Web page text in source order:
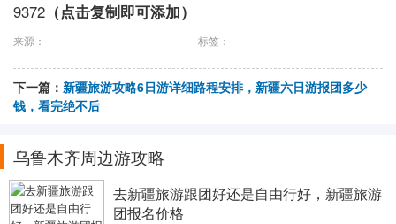
9372 （点击复制即可添加）
来源： 标签：
下一篇： 新疆旅游攻略6日游详细路程安排，新疆六日游报团多少
钱，看完绝不后
乌鲁木齐周边游攻略
去新疆旅游跟团好还是自由行好，新疆旅游
团报名价格